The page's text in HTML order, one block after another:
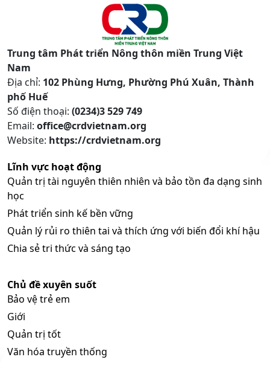
Trung tâm Phát triển Nông thôn miền Trung Việt
Nam
Địa chỉ: 102 Phùng Hưng, Phường Phú Xuân, Thành
phố Huế
Số điện thoại: (0234)3 529 749
Email: office@crdvietnam.org
Website: https://crdvietnam.org
Lĩnh vực hoạt động
Quản trị tài nguyên thiên nhiên và bảo tồn đa dạng sinh
học
Phát triển sinh kế bền vững
Quản lý rủi ro thiên tai và thích ứng với biến đổi khí hậu
Chia sẻ tri thức và sáng tạo
Chủ đề xuyên suốt
Bảo vệ trẻ em
Giới
Quản trị tốt
Văn hóa truyền thống